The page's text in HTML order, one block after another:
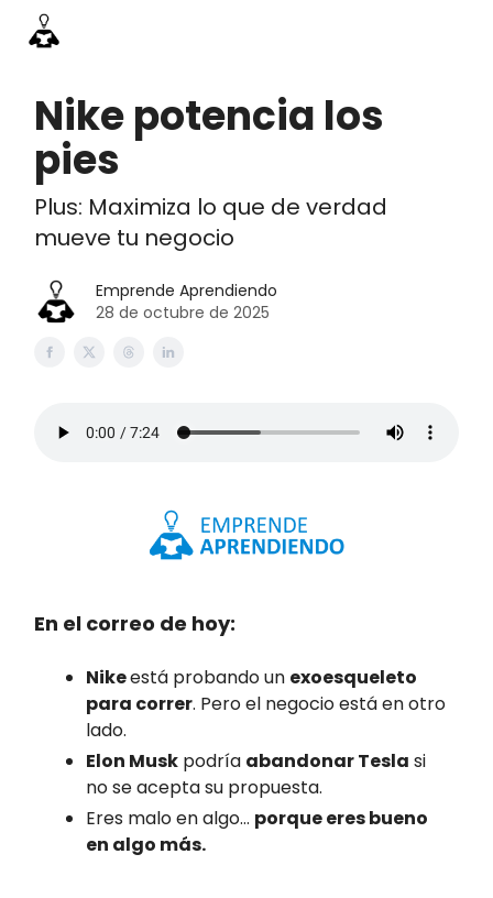
Nike potencia los
pies
Plus: Maximiza lo que de verdad
mueve tu negocio
Emprende Aprendiendo
28 de octubre de 2025
En el correo de hoy:
Nikeestá probando un exoesqueleto
para correr. Pero el negocio está en otro
lado.
Elon Musk podría abandonar Tesla si
no se acepta su propuesta.
Eres malo en algo… porque eres bueno
en algo más.